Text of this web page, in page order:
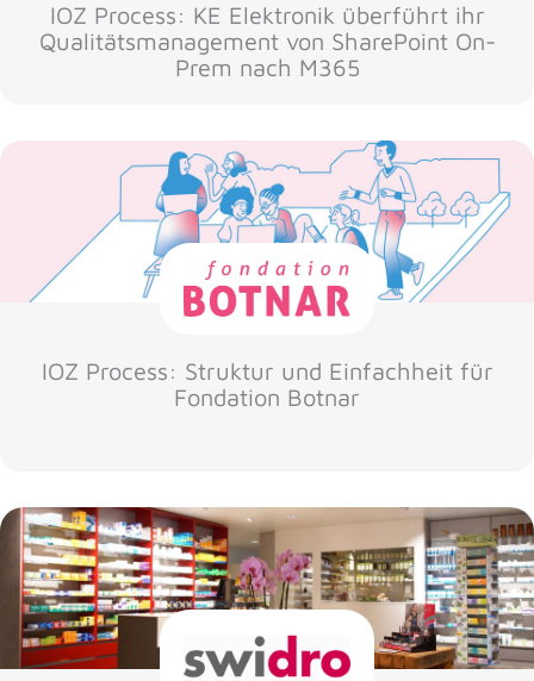
IOZ Process: KE Elektronik überführt ihr
Qualitätsmanagement von SharePoint On-
Prem nach M365
IOZ Process: Struktur und Einfachheit für
Fondation Botnar